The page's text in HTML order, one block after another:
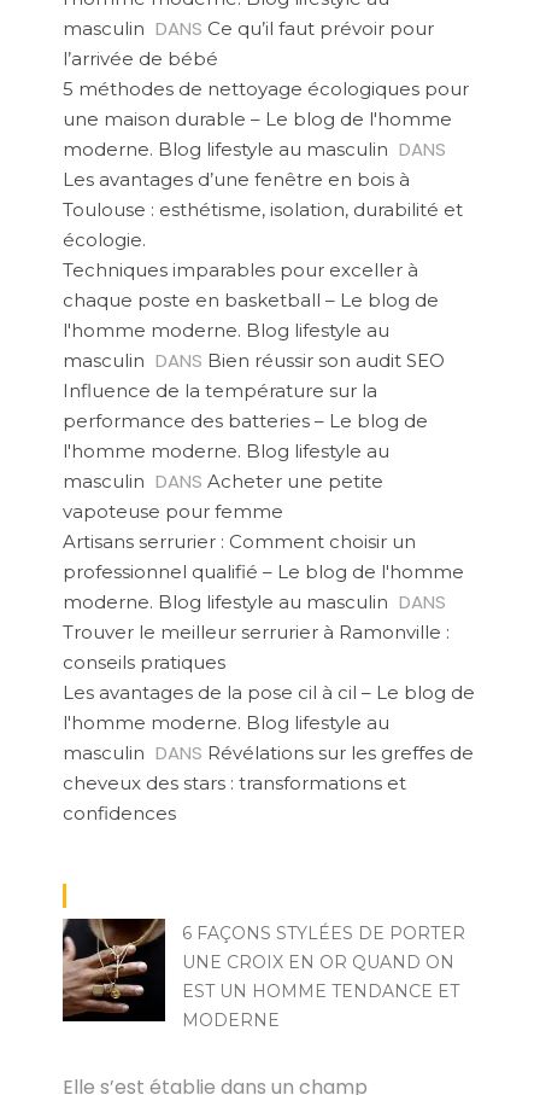
masculin DANS Ce qu’il faut prévoir pour
l’arrivée de bébé
5 méthodes de nettoyage écologiques pour
une maison durable – Le blog de l'homme
moderne. Blog lifestyle au masculin DANS
Les avantages d’une fenêtre en bois à
Toulouse : esthétisme, isolation, durabilité et
écologie.
Techniques imparables pour exceller à
chaque poste en basketball – Le blog de
l'homme moderne. Blog lifestyle au
masculin DANS Bien réussir son audit SEO
Influence de la température sur la
performance des batteries – Le blog de
l'homme moderne. Blog lifestyle au
masculin DANS Acheter une petite
vapoteuse pour femme
Artisans serrurier : Comment choisir un
professionnel qualifié – Le blog de l'homme
moderne. Blog lifestyle au masculin DANS
Trouver le meilleur serrurier à Ramonville :
conseils pratiques
Les avantages de la pose cil à cil – Le blog de
l'homme moderne. Blog lifestyle au
masculin DANS Révélations sur les greffes de
cheveux des stars : transformations et
confidences
6 FAÇONS STYLÉES DE PORTER
UNE CROIX EN OR QUAND ON
EST UN HOMME TENDANCE ET
MODERNE
Elle s’est établie dans un champ